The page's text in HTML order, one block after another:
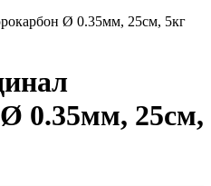
Ø 0.35мм, 25см, 5кг
0.35мм, 25см,